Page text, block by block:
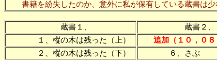
書籍を紛失したのか、意外に私が保有している蔵書は少
蔵書１、
蔵書２、
１、樅の木は残った（上）
追加（１０，０８
２、樅の木は残った（下）
６、さぶ